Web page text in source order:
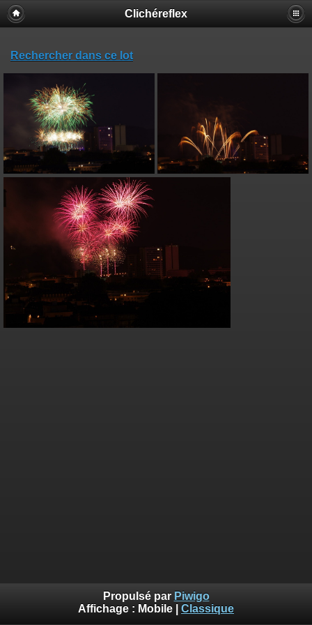
Clichéreflex
Rechercher dans ce lot
Propulsé par Piwigo
Affichage : Mobile Classique